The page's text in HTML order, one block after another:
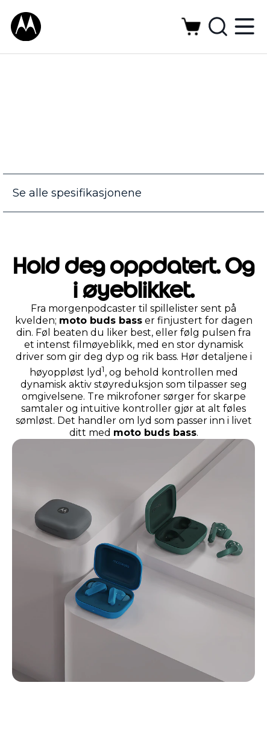
Se alle spesifikasjonene
Hold deg oppdatert. Og
i øyeblikket.
Fra morgenpodcaster til spillelister sent på
kvelden; moto buds basser finjustert for dagen
din. Føl beaten du liker best, eller følg pulsen fra
et intenst filmøyeblikk, med en stor dynamisk
driver som gir deg dyp og rik bass. Hør detaljene i
høyoppløst lyd1, og behold kontrollen med
dynamisk aktiv støyreduksjon som tilpasser seg
omgivelsene. Tre mikrofoner sørger for skarpe
samtaler og intuitive kontroller gjør at alt føles
sømløst. Det handler om lyd som passer inn i livet
ditt med moto buds bass.